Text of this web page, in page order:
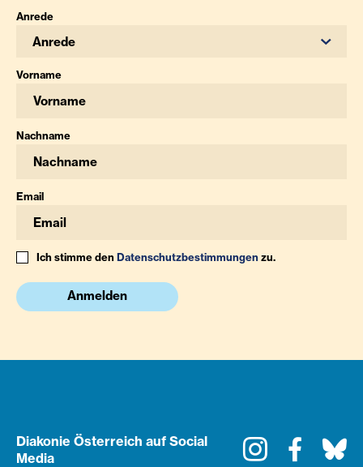
Anrede
Anrede
Vorname
Nachname
Email
Ich stimme denDatenschutzbestimmungenzu.
Anmelden
Diakonie Österreich auf Social
Media
Instagram